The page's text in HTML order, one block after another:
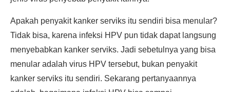
Apakah penyakit kanker serviks itu sendiri bisa menular?
Tidak bisa, karena infeksi HPV pun tidak dapat langsung
menyebabkan kanker serviks. Jadi sebetulnya yang bisa
menular adalah virus HPV tersebut, bukan penyakit
kanker serviks itu sendiri. Sekarang pertanyaannya